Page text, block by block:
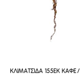
ΚΛΙΜΑΤΣΙΔΑ 155ΕΚ ΚΑΦΕ/
ΚΛΙΜΑΤΣΙΔΑ 155ΕΚ ΚΑΦΕ/